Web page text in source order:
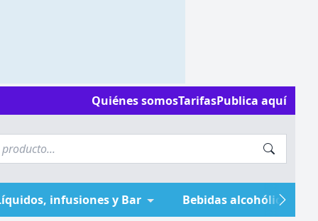
Quiénes somosTarifasPublica aquí
infusiones y Bar Bebidas alcohólicas